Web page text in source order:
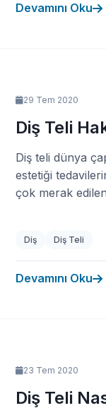
Devamını Oku
29 Tem 2020
Diş Teli
Diş teli dünya
estetiği
çok merak
Diş Diş Teli
Devamını Oku
23 Tem 2020
Diş Teli